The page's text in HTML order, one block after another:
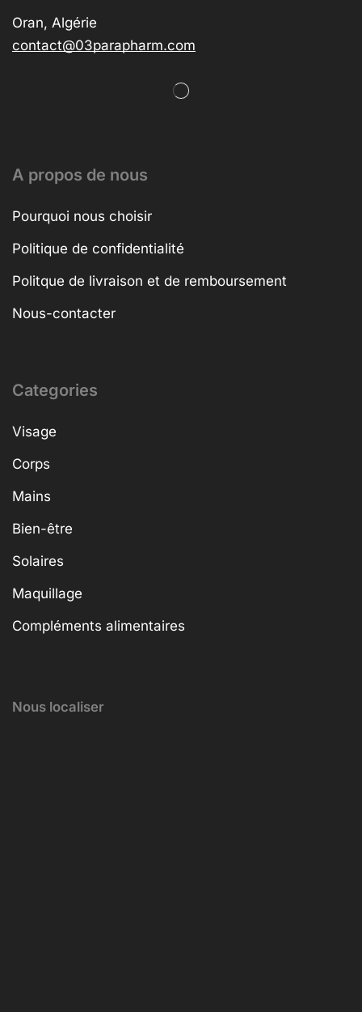
Oran, Algérie
contact@03parapharm.com
A propos de nous
Pourquoi nous choisir
Politique de confidentialité
Politque de livraison et de remboursement
Nous-contacter
Categories
Visage
Corps
Mains
Bien-être
Solaires
Maquillage
Compléments alimentaires
Nous localiser